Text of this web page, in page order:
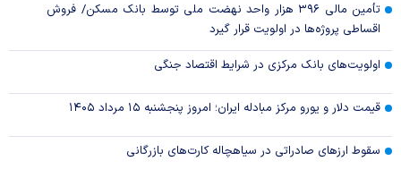
تأمین مالی ۳۹۶ هزار واحد نهضت ملی توسط بانک مسکن/ فروش
اقساطی پروژه‌ها در اولویت قرار گیرد
اولویت‌های بانک مرکزی در شرایط اقتصاد جنگی
قیمت دلار و یورو مرکز مبادله ایران؛ امروز پنجشنبه ۱۵ مرداد ۱۴۰۵
سقوط ارزهای صادراتی در سیاهچاله کارت‌های بازرگانی